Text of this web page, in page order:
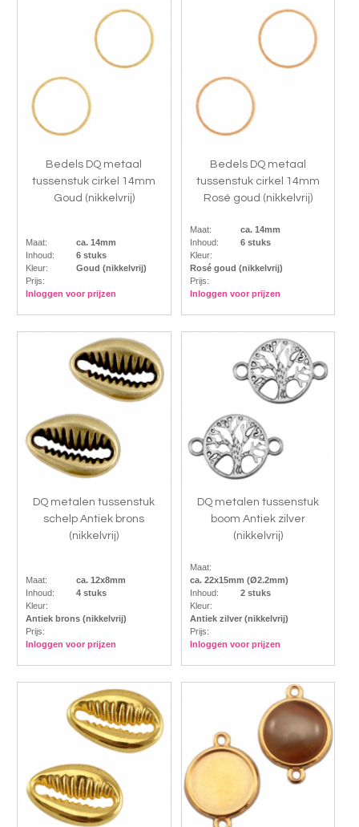
Bedels DQ metaal
tussenstuk cirkel 14mm
Goud (nikkelvrij)
Maat:
ca. 14mm
Inhoud:
6 stuks
Kleur:
Goud (nikkelvrij)
Prijs:
Inloggen voor prijzen
Bedels DQ metaal
tussenstuk cirkel 14mm
Rosé goud (nikkelvrij)
Maat:
ca. 14mm
Inhoud:
6 stuks
Kleur:
Rosé goud (nikkelvrij)
Prijs:
Inloggen voor prijzen
DQ metalen tussenstuk
schelp Antiek brons
(nikkelvrij)
Maat:
ca. 12x8mm
Inhoud:
4 stuks
Kleur:
Antiek brons (nikkelvrij)
Prijs:
Inloggen voor prijzen
DQ metalen tussenstuk
boom Antiek zilver
(nikkelvrij)
Maat:
ca. 22x15mm (Ø2.2mm)
Inhoud:
2 stuks
Kleur:
Antiek zilver (nikkelvrij)
Prijs:
Inloggen voor prijzen